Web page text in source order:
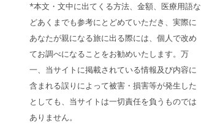
*本文・文中に出てくる方法、金額、医療用語な
どあくまでも参考にとどめていただき、実際に
あなたが親になる旅に出る際には、個人で改め
てお調べになることをお勧めいたします。万
一、当サイトに掲載されている情報及び内容に
含まれる誤りによって被害・損害等が発生した
としても、当サイトは一切責任を負うものでは
ありません。